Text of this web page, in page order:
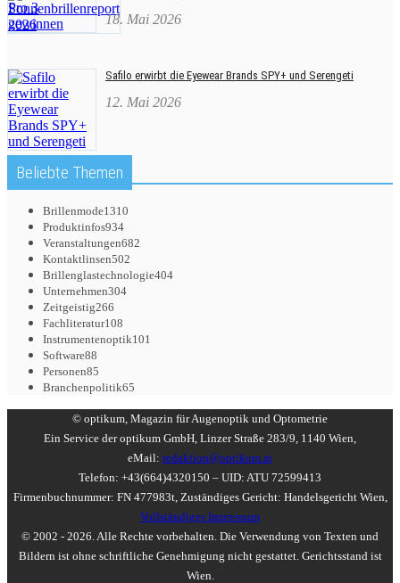
18. Mai 2026
Safilo erwirbt die Eyewear Brands SPY+ und Serengeti
12. Mai 2026
Beliebte Themen
Brillenmode1310
Produktinfos934
Veranstaltungen682
Kontaktlinsen502
Brillenglastechnologie404
Unternehmen304
Zeitgeistig266
Fachliteratur108
Instrumentenoptik101
Software88
Personen85
Branchenpolitik65
© optikum, Magazin für Augenoptik und Optometrie
Ein Service der optikum GmbH, Linzer Straße 283/9, 1140 Wien,
eMail: redaktion@optikum.at
Telefon: +43(664)4320150 – UID: ATU 72599413
Firmenbuchnummer: FN 477983t, Zuständiges Gericht: Handelsgericht Wien,
Vollständiges Impressum
© 2002 - 2026. Alle Rechte vorbehalten. Die Verwendung von Texten und
Bildern ist ohne schriftliche Genehmigung nicht gestattet. Gerichtsstand ist
Wien.